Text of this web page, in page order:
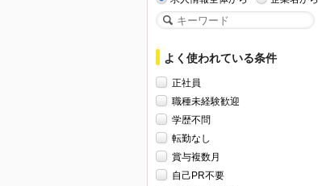
よく使われている条件
正社員
職種未経験歓迎
学歴不問
転勤なし
賞与複数月
自己PR不要